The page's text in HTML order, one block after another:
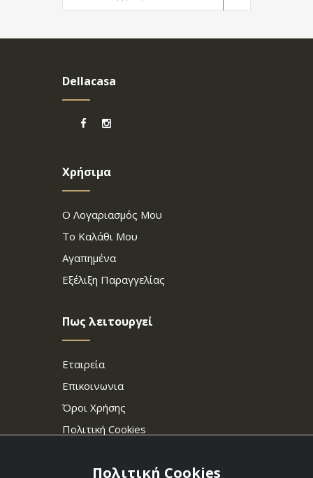
Dellacasa
Χρήσιμα
Ο Λογαριασμός Μου
Το Καλάθι Μου
Αγαπημένα
Εξέλιξη Παραγγελίας
Πως λειτουργεί
Εταιρεία
Επικοινωνια
Όροι Χρήσης
Πολιτική Cookies
Πολιτική Cookies